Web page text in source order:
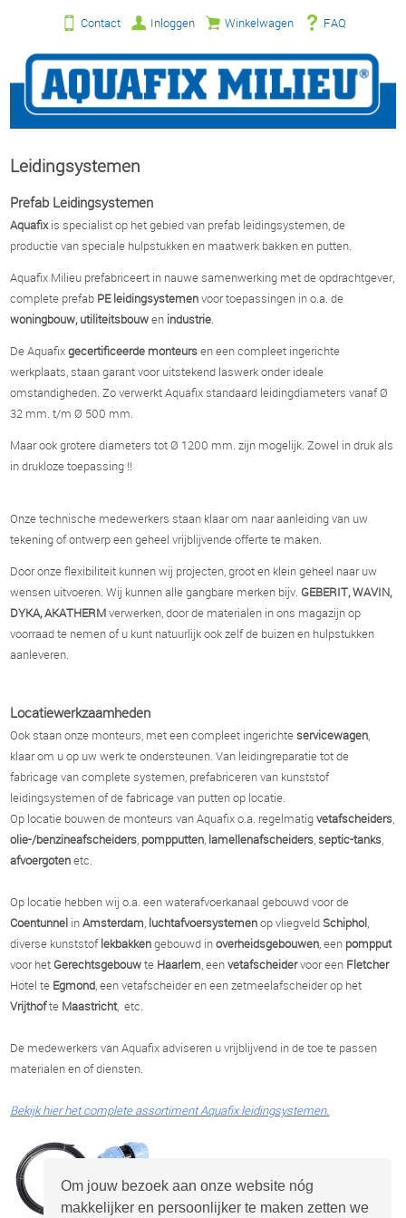
Om jouw bezoek aan onze website nóg
makkelijker en persoonlijker te maken zetten we
Contact Inloggen Winkelwagen FAQ
Leidingsystemen
Prefab Leidingsystemen
Aquafixis specialist op het gebied van prefab leidingsystemen, de
productie van speciale hulpstukken en maatwerk bakken en putten.
Aquafix Milieu prefabriceert in nauwe samenwerking met de opdrachtgever,
complete prefab PE leidingsystemenvoor toepassingen in o.a. de
woningbouw, utiliteitsbouwen industrie
De Aquafixgecertificeerde monteursen een compleet ingerichte
werkplaats, staan garant voor uitstekend laswerk onder ideale
omstandigheden. Zo verwerkt Aquafix standaard leidingdiameters vanaf Ø
32 mm. t/m Ø 500 mm.
Maar ook grotere diameters tot Ø 1200 mm. zijn mogelijk. Zowel in druk als
in drukloze toepassing !!
Onze technische medewerkers staan klaar om naar aanleiding van uw
tekening of ontwerp een geheel vrijblijvende offerte te maken.
Door onze flexibiliteit kunnen wij projecten, groot en klein geheel naar uw
wensen uitvoeren. Wij kunnen alle gangbare merken bijv. GEBERIT, WAVIN,
DYKA, AKATHERMverwerken, door de materialen in ons magazijn op
voorraad te nemen of u kunt natuurlijk ook zelf de buizen en hulpstukken
aanleveren.
Locatiewerkzaamheden
Ook staan onze monteurs, met een compleet ingerichte servicewagen
klaar om u op uw werk te ondersteunen. Van leidingreparatie tot de
fabricage van complete systemen, prefabriceren van kunststof
leidingsystemen of de fabricage van putten op locatie.
Op locatie bouwen de monteurs van Aquafix o.a. regelmatigvetafscheiders
olie-/benzineafscheiders pompputten lamellenafscheiders septic-tanks
afvoergotenetc.
Op locatie hebben wij o.a. een waterafvoerkanaal gebouwd voor de
Coentunnel inAmsterdam luchtafvoersystemenop vliegveld Schiphol
diverse kunststoflekbakkengebouwd inoverheidsgebouwen , een pompput
voor het Gerechtsgebouwte Haarlem , eenvetafscheidervoor een Fletcher
Hotel te Egmond , een vetafscheider en een zetmeelafscheider op het
Vrijthofte Maastricht, etc.
De medewerkers van Aquafix adviseren u vrijblijvend in de toe te passen
materialen en of diensten.
Bekijk hier het complete assortiment Aquafix leidingsystemen.